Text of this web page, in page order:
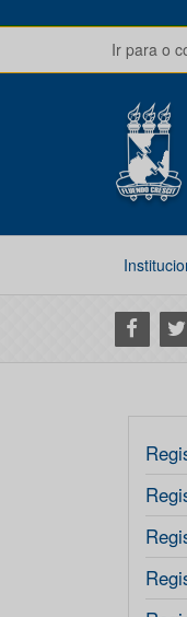
Ir para o
Facebook